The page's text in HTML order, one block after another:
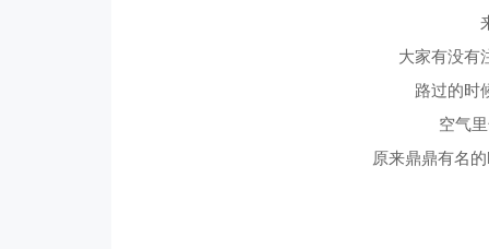
大家有没有
路过的时
空气
原来鼎鼎有名